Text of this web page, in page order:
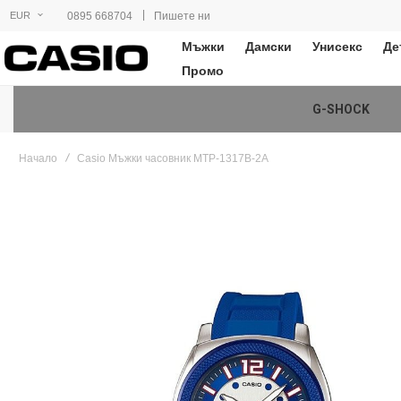
EUR 0895 668704 | Пишете ни
Мъжки Дамски Унисекс
Промо
G-SHOCK
Начало Casio Мъжки часовник MTP-1317B-2A